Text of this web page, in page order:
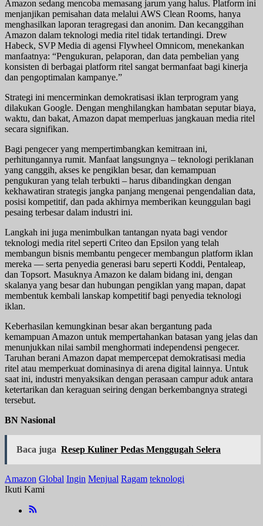
Amazon sedang mencoba memasang jarum yang halus. Platform ini
menjanjikan pemisahan data melalui AWS Clean Rooms, hanya
menghasilkan laporan teragregasi dan anonim. Dan kecanggihan
Amazon dalam teknologi media ritel tidak tertandingi. Drew
Habeck, SVP Media di agensi Flywheel Omnicom, menekankan
manfaatnya: “Pengukuran, pelaporan, dan data pembelian yang
konsisten di berbagai platform ritel sangat bermanfaat bagi kinerja
dan pengoptimalan kampanye.”
Strategi ini mencerminkan demokratisasi iklan terprogram yang
dilakukan Google. Dengan menghilangkan hambatan seputar biaya,
waktu, dan bakat, Amazon dapat memperluas jangkauan media ritel
secara signifikan.
Bagi pengecer yang mempertimbangkan kemitraan ini,
perhitungannya rumit. Manfaat langsungnya – teknologi periklanan
yang canggih, akses ke pengiklan besar, dan kemampuan
pengukuran yang telah terbukti – harus dibandingkan dengan
kekhawatiran strategis jangka panjang mengenai pengendalian data,
posisi kompetitif, dan pada akhirnya memberikan keunggulan bagi
pesaing terbesar dalam industri ini.
Langkah ini juga menimbulkan tantangan nyata bagi vendor
teknologi media ritel seperti Criteo dan Epsilon yang telah
membangun bisnis membantu pengecer membangun platform iklan
mereka — serta penyedia generasi baru seperti Koddi, Pentaleap,
dan Topsort. Masuknya Amazon ke dalam bidang ini, dengan
skalanya yang besar dan hubungan pengiklan yang mapan, dapat
membentuk kembali lanskap kompetitif bagi penyedia teknologi
iklan.
Keberhasilan kemungkinan besar akan bergantung pada
kemampuan Amazon untuk mempertahankan batasan yang jelas dan
menunjukkan nilai sambil menghormati independensi pengecer.
Taruhan berani Amazon dapat mempercepat demokratisasi media
ritel atau memperkuat dominasinya di arena digital lainnya. Untuk
saat ini, industri menyaksikan dengan perasaan campur aduk antara
ketertarikan dan keraguan seiring dengan berkembangnya strategi
tersebut.
BN Nasional
Baca juga Resep Kuliner Pedas Menggugah Selera
Amazon Global Ingin Menjual Ragam teknologi
Ikuti Kami